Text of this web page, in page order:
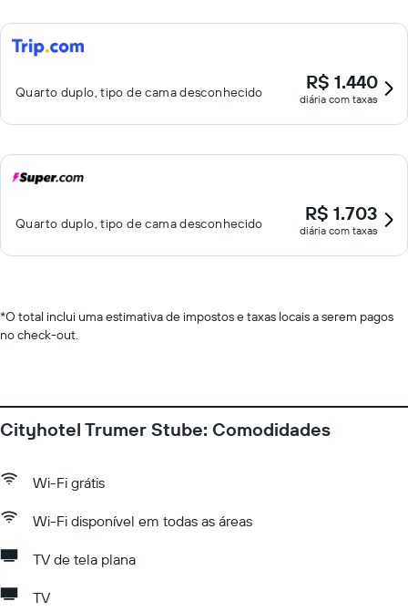
Quarto duplo, tipo de cama desconhecido R$ 1.440
diária com taxas
Quarto duplo, tipo de cama desconhecido R$ 1.703
diária com taxas
*O total inclui uma estimativa de impostos e taxas locais a serem pagos
no check-out.
Cityhotel Trumer Stube: Comodidades
Wi-Fi grátis
Wi-Fi disponível em todas as áreas
TV de tela plana
TV